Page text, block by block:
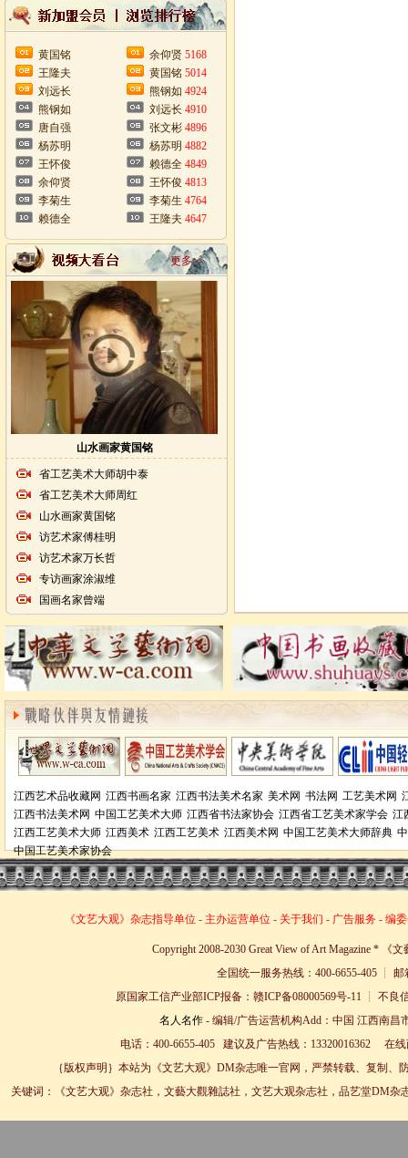
黄国铭
王隆夫
刘远长
熊钢如
唐自强
杨苏明
王怀俊
余仰贤
李菊生
赖德全
余仰贤 5168
黄国铭 5014
熊钢如 4924
刘远长 4910
张文彬 4896
杨苏明 4882
赖德全 4849
王怀俊 4813
李菊生 4764
王隆夫 4647
更多>>
山水画家黄国铭
省工艺美术大师胡中泰
省工艺美术大师周红
山水画家黄国铭
访艺术家傅桂明
访艺术家万长哲
专访画家涂淑维
国画名家曾端
江西艺术品收藏网 江西书画名家 江西书法美术名家 美术网 书法网 工艺美术网
江西书法美术网 中国工艺美术大师 江西省书法家协会 江西省工艺美术家学会 江
江西工艺美术大师 江西美术 江西工艺美术 江西美术网 中国工艺美术大师辞典
中国工艺美术家协会
《文艺大观》杂志指导单位 - 主办运营单位 - 关于我们 - 广告服务 - 编
Copyright 2008-2030 Great View of Art Magazine * 《
全国统一服务热线：400-6655-405 ┊ 邮
原国家工信产业部ICP报备：赣ICP备08000569号-11 ┊ 不
名人名作- 编辑/广告运营机构Add：中国 江西南昌
电话：400-6655-405 建议及广告热线：13320016362 在
｛版权声明｝本站为《文艺大观》DM杂志唯一官网，严禁转载、复制
关键词：《文艺大观》杂志社，文藝大觀雜誌社，文艺大观杂志社，品艺堂DM